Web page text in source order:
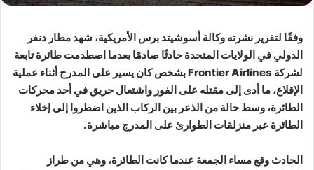
وفقًا لتقرير نشرته وكالة أسوشيتد برس الأمريكية، شهد مطار دنفر
الدولي في الولايات المتحدة حادثًا صادمًا بعدما اصطدمت طائرة تابعة
لشركة Frontier Airlines بشخص كان يسير على المدرج أثناء عملية
الإقلاع، ما أدى إلى مقتله على الفور واشتعال حريق في أحد محركات
الطائرة، وسط حالة من الذعر بين الركاب الذين اضطروا إلى إخلاء
الطائرة عبر منزلقات الطوارئ على المدرج مباشرة.
الحادث وقع مساء الجمعة عندما كانت الطائرة، وهي من طراز